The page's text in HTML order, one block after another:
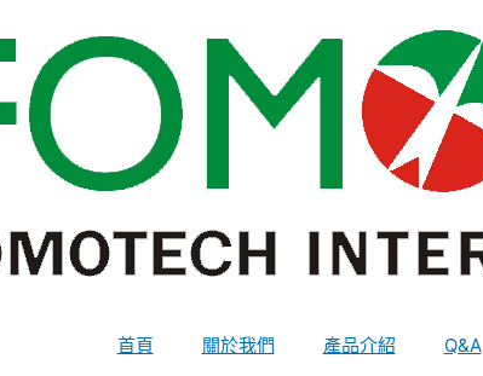
首頁 關於我們 產品介紹 Q&A